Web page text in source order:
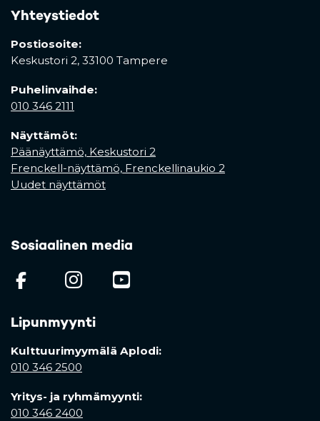
Yhteystiedot
Postiosoite:
Keskustori 2, 33100 Tampere
Puhelinvaihde:
010 346 2111
Näyttämöt:
Päänäyttämö, Keskustori 2
Frenckell-näyttämö, Frenckellinaukio 2
Uudet näyttämöt
Sosiaalinen media
(opens in a new tab)
(opens in a new tab)
Lipunmyynti
Kulttuurimyymälä Aplodi:
010 346 2500
Yritys- ja ryhmämyynti:
010 346 2400